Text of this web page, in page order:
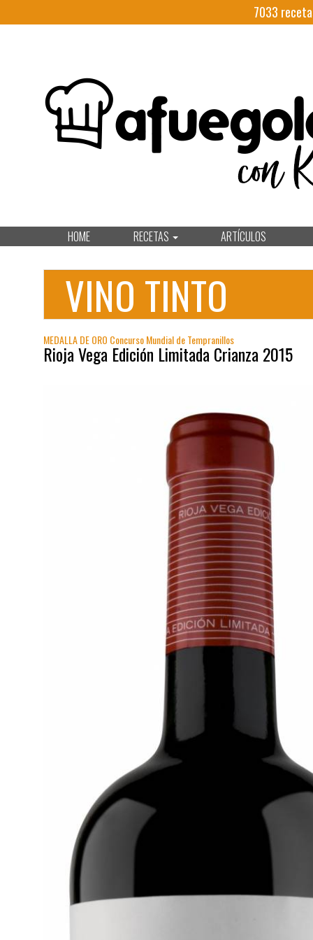
7033
HOME RECETAS ARTÍCULOS
VINO TINTO
MEDALLA DE ORO Concurso Mundial de Tempranillos
Rioja Vega Edición Limitada Crianza 2015